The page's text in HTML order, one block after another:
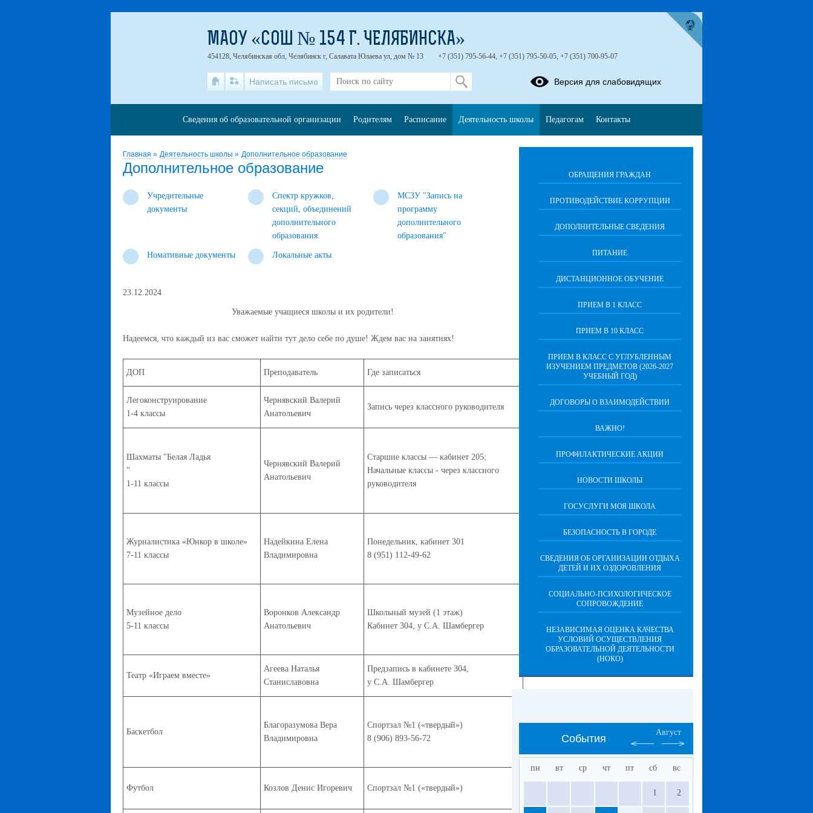
Главная » Деятельность школы » Дополнительное образование
Дополнительное образование
Учредительные
документы
Спектр кружков,
секций, объединений
дополнительного
образования.
МСЗУ "Запись на
программу
дополнительного
образования"
Номативные документы Локальные акты
23.12.2024
Уважаемые учащиеся школы и их родители!
Надеемся, что каждый из вас сможет найти тут дело себе по душе! Ждем вас на занятиях!
ДОП Преподаватель Где записаться
Легоконструирование
1-4 классы
Чернявский Валерий
Анатольевич
Запись через классного руководителя
Шахматы "Белая Ладья
"
1-11 классы
Чернявский Валерий
Анатольевич
Старшие классы — кабинет 205;
Начальные классы - через классного
руководителя
Журналистика «Юнкор в школе»
7-11 классы
Надейкина Елена
Владимировна
Понедельник, кабинет 301
8 (951) 112-49-62
Музейное дело
5-11 классы
Воронков Александр
Анатольевич
Школьный музей (1 этаж)
Кабинет 304, у С.А. Шамбергер
Театр «Играем вместе»
Агеева Наталья
Станиславовна
Предзапись в кабинете 304,
у С.А. Шамбергер
Баскетбол
Благоразумова Вера
Владимировна
Спортзал №1 («твердый»)
8 (906) 893-56-72
Футбол Козлов Денис Игоревич Спортзал №1 («твердый»)
ОБРАЩЕНИЯ ГРАЖДАН
ПРОТИВОДЕЙСТВИЕ КОРРУПЦИИ
ДОПОЛНИТЕЛЬНЫЕ СВЕДЕНИЯ
ПИТАНИЕ
ДИСТАНЦИОННОЕ ОБУЧЕНИЕ
ПРИЕМ В 1 КЛАСС
ПРИЕМ В 10 КЛАСС
ПРИЕМ В КЛАСС С УГЛУБЛЕННЫМ
ИЗУЧЕНИЕМ ПРЕДМЕТОВ (2026-2027
УЧЕБНЫЙ ГОД)
ДОГОВОРЫ О ВЗАИМОДЕЙСТВИИ
ВАЖНО!
ПРОФИЛАКТИЧЕСКИЕ АКЦИИ
НОВОСТИ ШКОЛЫ
ГОСУСЛУГИ МОЯ ШКОЛА
БЕЗОПАСНОСТЬ В ГОРОДЕ
СВЕДЕНИЯ ОБ ОРГАНИЗАЦИИ ОТДЫХА
ДЕТЕЙ И ИХ ОЗДОРОВЛЕНИЯ
СОЦИАЛЬНО-ПСИХОЛОГИЧЕСКОЕ
СОПРОВОЖДЕНИЕ
НЕЗАВИСИМАЯ ОЦЕНКА КАЧЕСТВА
УСЛОВИЙ ОСУЩЕСТВЛЕНИЯ
ОБРАЗОВАТЕЛЬНОЙ ДЕЯТЕЛЬНОСТИ
(НОКО)
События
Август
пн вт ср чт пт сб вс
1 2
МАОУ «СОШ № 154 Г. ЧЕЛЯБИНСКА»
454128, Челябинская обл, Челябинск г, Салавата Юлаева ул, дом № 13 +7 (351) 795-56-44, +7 (351) 795-50-05, +7 (351) 700-95-07
Написать письмо Версия для слабовидящих
Сведения об образовательной организации Родителям Расписание Деятельность школы Педагогам Контакты